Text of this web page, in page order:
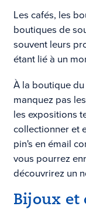
Les cafés, les
boutiques de
souvent leurs
étant lié à un
À la boutique
manquez pas
les expositions
collectionner et
pin's en émail
vous pourrez
découvrirez un
Bijoux et